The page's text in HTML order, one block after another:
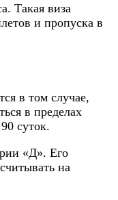
Такая виза
и пропуска в
в том случае,
в пределах
суток.
«Д». Его
на